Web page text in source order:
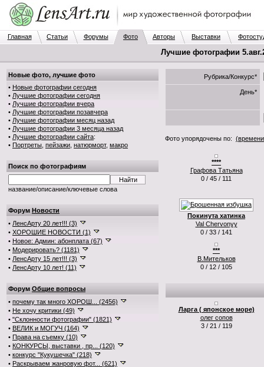
Главная Статьи Форумы Фото Авторы Выставки
Лучшие фотографии
Новые фото, лучшие фото
• Новые фотографии сегодня
• Лучшие фотографии сегодня
• Лучшие фотографии вчера
• Лучшие фотографии позавчера
• Лучшие фотографии месяц назад
• Лучшие фотографии 3 месяца назад
• Лучшие фотографии сайта:
• Портреты пейзажи натюрморт, макро
Поиск по фотографиям
название/описание/ключевые слова
Форум Новости
• ЛенсАрту 20 лет!!! (3)
• ХОРОШИЕ НОВОСТИ (1)
• Новое: Админ: абонплата (67)
• Модерировать? (1181)
• ЛенсАрту 15 лет!!! (3)
• ЛенсАрту 10 лет! (11)
Форум Общие вопросы
• почему так много ХОРОШ... (2456)
• Не хочу критики (49)
• "Склонности фотографии" (1821)
• ВЕЛИК и МОГУЧ (164)
• Права на съемку (10)
• КОНКУРСЫ, выставки , пр... (120)
• конкурс "Кукушечка" (218)
• Раскрываем жанровую фот... (621)
Рубрика/Конкурс*
День*
Фото упорядочены по: (времени
****
Графова Татьяна
0 / 45 / 111
Покинута хатинка
Val Chervonyy
0 / 33 / 141
***
В.Мительков
0 / 12 / 105
Ларга ( японское море)
олег сопов
3 / 21 / 119